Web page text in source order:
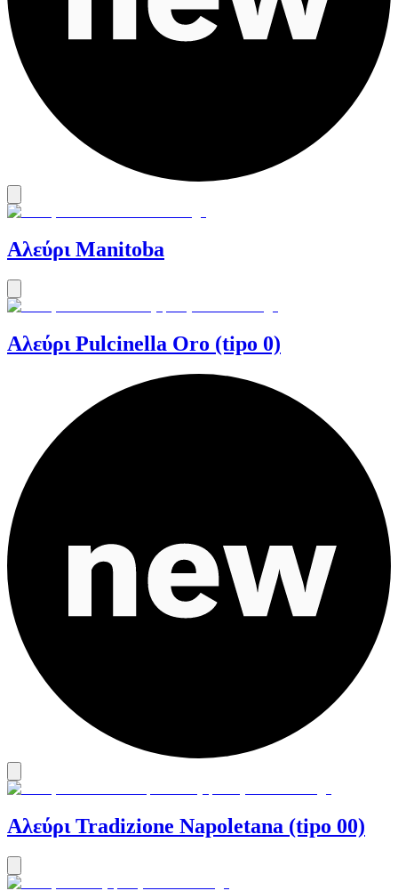
Αλεύρι Manitoba
Αλεύρι Pulcinella Oro (tipo 0)
Αλεύρι Tradizione Napoletana (tipo 00)